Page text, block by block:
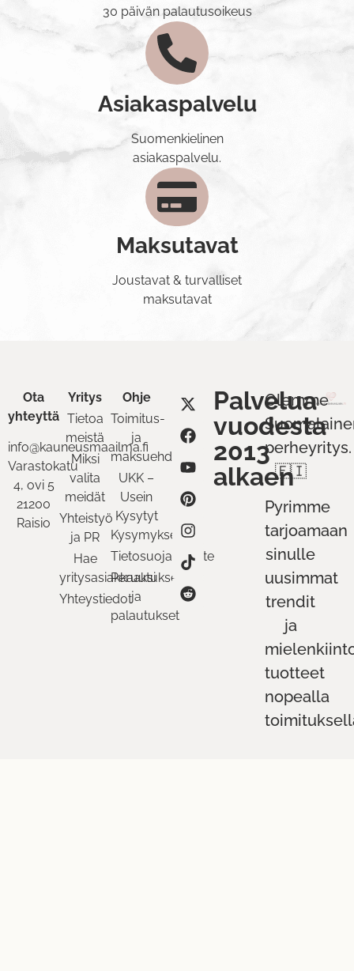
30 päivän palautusoikeus
Asiakaspalvelu
Suomenkielinen
asiakaspalvelu.
Maksutavat
Joustavat & turvalliset
maksutavat
Ota
yhteyttä
info@kauneusmaailma.fi
Varastokatu
4, ovi 5
21200
Raisio
Yritys
Tietoa
meistä
Miksi
valita
meidät
Yhteistyö
ja PR
Hae
yritysasiakkaaksi
Yhteystiedot
Ohje
Toimitus-
ja
maksuehdot
UKK –
Usein
Kysytyt
Kysymykset
Tietosuojaseloste
Peruutukset
ja
palautukset
Palvelua
vuodesta
2013
alkaen
Olemme
perheyritys.
🇫🇮
Pyrimme
tarjoamaan
sinulle
uusimmat
trendit
ja
tuotteet
nopealla